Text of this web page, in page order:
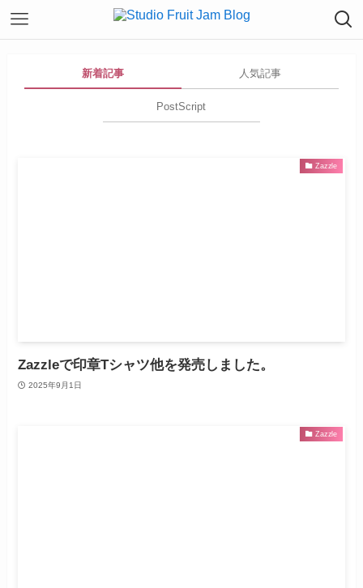
新着記事 人気記事
PostScript
Zazzle
Zazzleで印章Tシャツ他を発売しました。
2025年9月1日
Zazzle